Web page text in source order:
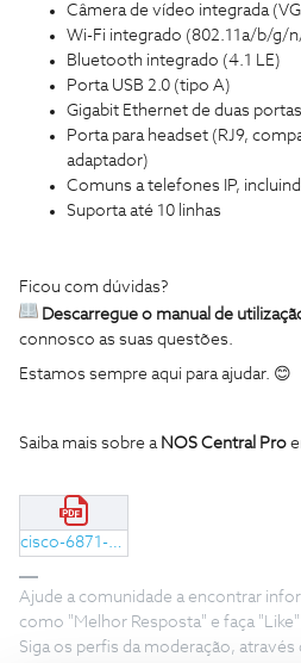
Câmera de vídeo integrada
Wi-Fi integrado (802.11a/b/g/
Bluetooth integrado (4.1 LE)
Porta USB 2.0 (tipo A)
Gigabit Ethernet de duas portas
Porta para headset (RJ9,
adaptador)
Comuns a telefones IP,
Suporta até 10 linhas
Ficou com dúvidas?
Descarregue o manual de
connosco as suas questões.
Estamos sempre aqui para ajudar. 😊
Saiba mais sobre a NOS Central Pro
cisco-6871-qsg-mpp.pdf
Ajude a comunidade a encontrar
como "Melhor Resposta" e faça
Siga os perfis da moderação, através